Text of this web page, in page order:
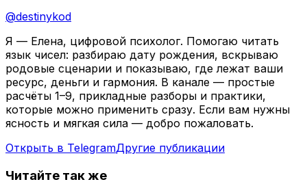
@destinykod
Я — Елена, цифровой психолог. Помогаю читать
язык чисел: разбираю дату рождения, вскрываю
родовые сценарии и показываю, где лежат ваши
ресурс, деньги и гармония. В канале — простые
расчёты 1–9, прикладные разборы и практики,
которые можно применить сразу. Если вам нужны
ясность и мягкая сила — добро пожаловать.
Открыть в TelegramДругие публикации
Читайте так же